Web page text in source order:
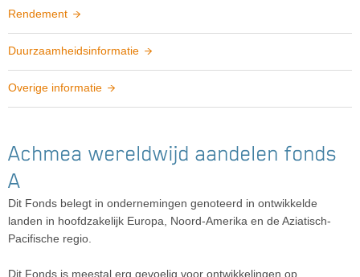
Rendement
Duurzaamheidsinformatie
Overige informatie
Achmea wereldwijd aandelen fonds
A
Dit Fonds belegt in ondernemingen genoteerd in ontwikkelde
landen in hoofdzakelijk Europa, Noord-Amerika en de Aziatisch-
Pacifische regio.
Dit Fonds is meestal erg gevoelig voor ontwikkelingen op